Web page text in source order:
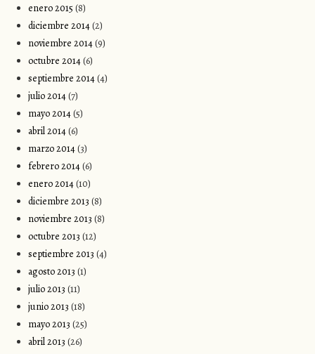
enero 2015 (8)
diciembre 2014(2)
noviembre 2014(9)
octubre 2014(6)
septiembre 2014(4)
julio 2014(7)
mayo 2014(5)
abril 2014(6)
marzo 2014(3)
febrero 2014(6)
enero 2014(10)
diciembre 2013 (8)
noviembre 2013 (8)
octubre 2013 (12)
septiembre 2013 (4)
agosto 2013 (1)
julio 2013 (11)
junio 2013 (18)
mayo 2013 (25)
abril 2013 (26)